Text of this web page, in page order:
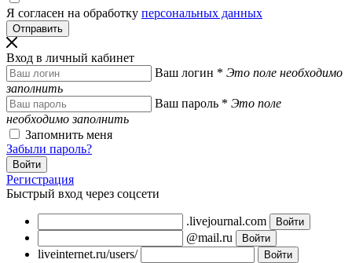
Я согласен на обработку персональных данных
Вход в личный кабинет
Ваш логин * Это поле необходимо
заполнить
Ваш пароль * Это поле
необходимо заполнить
Запомнить меня
Забыли пароль?
Регистрация
Быстрый вход через соцсети
.livejournal.com
@mail.ru
liveinternet.ru/users/